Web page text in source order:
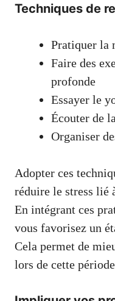
Techniques de
Pratiquer la
Faire des
profonde
Essayer le
Écouter de
Organiser
Adopter ces
réduire le stress lié
En intégrant ces
vous favorisez un
Cela permet de
lors de cette